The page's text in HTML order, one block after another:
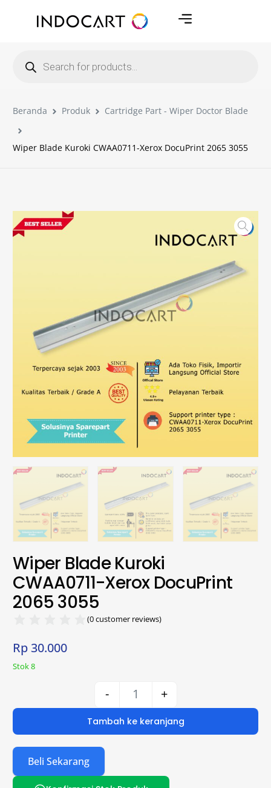
Beranda Produk Cartridge Part - Wiper Doctor Blade
Wiper Blade Kuroki CWAA0711-Xerox DocuPrint 2065 3055
Wiper Blade Kuroki
CWAA0711-Xerox DocuPrint
2065 3055
(0customer reviews)
Rp30.000
Stok 8
- +
Tambah ke keranjang
Beli Sekarang